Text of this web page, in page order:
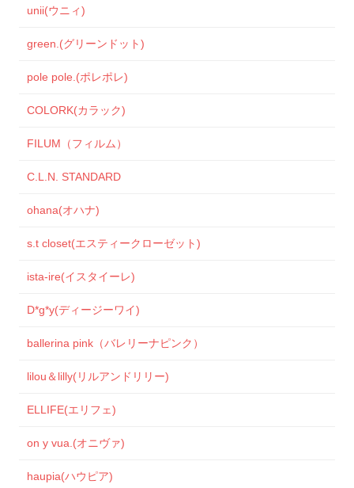
unii(ウニィ)
green.(グリーンドット)
pole pole.(ポレポレ)
COLORK(カラック)
FILUM（フィルム）
C.L.N. STANDARD
ohana(オハナ)
s.t closet(エスティークローゼット)
ista-ire(イスタイーレ)
D*g*y(ディージーワイ)
ballerina pink（バレリーナピンク）
lilou＆lilly(リルアンドリリー)
ELLIFE(エリフェ)
on y vua.(オニヴァ)
haupia(ハウピア)